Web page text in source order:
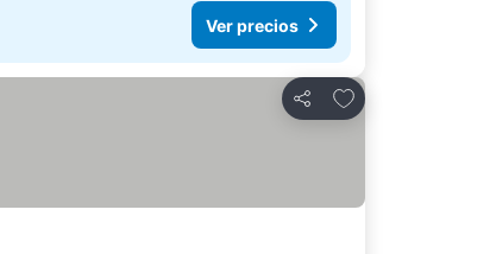
Ver precios
Compartir
Agregar a favoritos